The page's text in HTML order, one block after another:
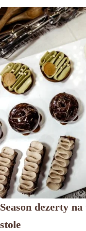
Season dezerty
stole